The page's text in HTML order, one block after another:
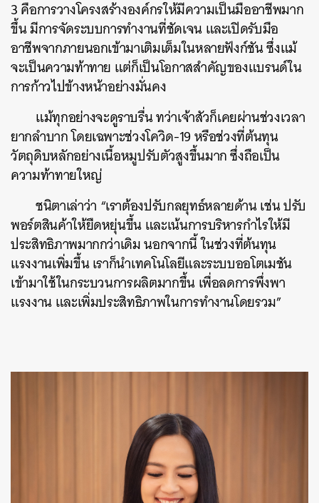
3 คือการวางโครงสร้างองค์กรให้มีความเป็นมืออาชีพมาก
ขึ้น มีการจัดระบบการทำงานที่ชัดเจน และเปิดรับมือ
อาชีพจากภายนอกเข้ามาเติมเต็มในหลายฟังก์ชัน ซึ่งแม้
จะเป็นความท้าทาย แต่ก็เป็นโอกาสสำคัญของแบรนด์ใน
การก้าวไปข้างหน้าอย่างมั่นคง
แม้ทุกอย่างจะดูราบรื่น ทว่าเจ้าสัวก็เคยผ่านช่วงเวลา
ยากลำบาก โดยเฉพาะช่วงโควิด-19 หรือช่วงที่ต้นทุน
วัตถุดิบหลักอย่างเนื้อหมูปรับตัวสูงขึ้นมาก ซึ่งถือเป็น
ความท้าทายใหญ่
ชนิตาเล่าว่า “เราต้องปรับกลยุทธ์หลายด้าน เช่น ปรับ
พอร์ตสินค้าให้ยืดหยุ่นขึ้น และเน้นการบริหารกำไรให้มี
ประสิทธิภาพมากกว่าเดิม นอกจากนี้ ในช่วงที่ต้นทุน
แรงงานเพิ่มขึ้น เราก็นำเทคโนโลยีและระบบออโตเมชัน
เข้ามาใช้ในกระบวนการผลิตมากขึ้น เพื่อลดการพึ่งพา
แรงงาน และเพิ่มประสิทธิภาพในการทำงานโดยรวม”